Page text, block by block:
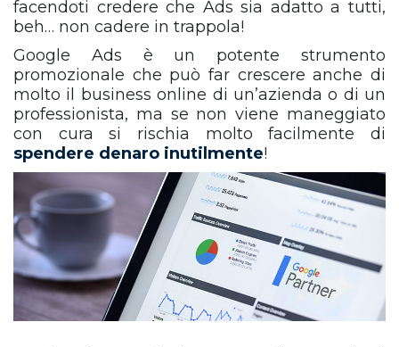
facendoti credere che Ads sia adatto a tutti,
beh… non cadere in trappola!
Google Ads è un potente strumento
promozionale che può far crescere anche di
molto il business online di un’azienda o di un
professionista, ma se non viene maneggiato
con cura si rischia molto facilmente di
spendere denaro inutilmente!